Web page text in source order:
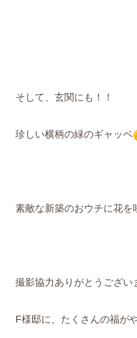
そして、玄関にも！！
珍しい横柄の緑のギャッベ
素敵な新築のおウチに花を
撮影協力ありがとうござい
F様邸に、たくさんの福が